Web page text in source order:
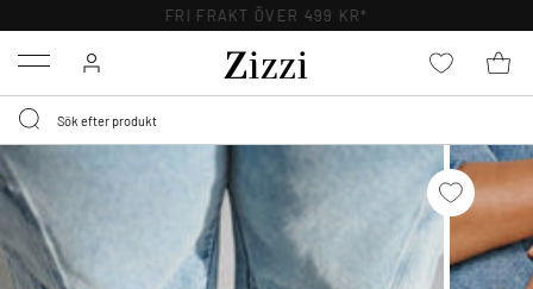
FRI FRAKT ÖVER 499 KR*
Menu